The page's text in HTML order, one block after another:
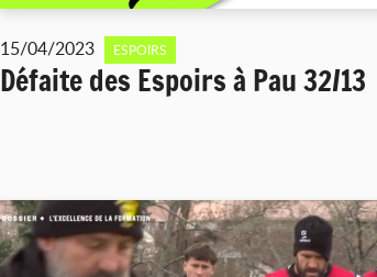
15/04/2023 ESPOIRS
Défaite des Espoirs à Pau 32/13